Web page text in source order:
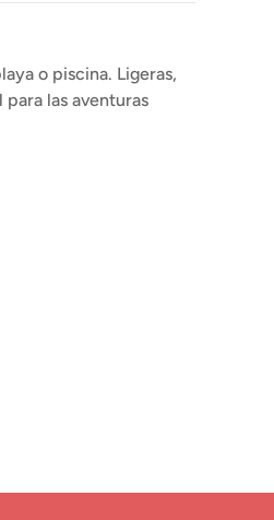
o piscina. Ligeras,
para las aventuras